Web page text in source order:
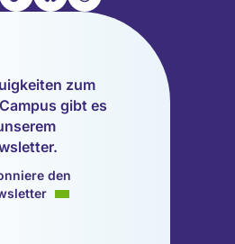
Besuche
(wird
in
einem
neuen
Tab
geöffnet)
Besuche
(wird
in
einem
neuen
Tab
geöffnet)
Besuche
unsere
(wird
in
zum
gibt es
den